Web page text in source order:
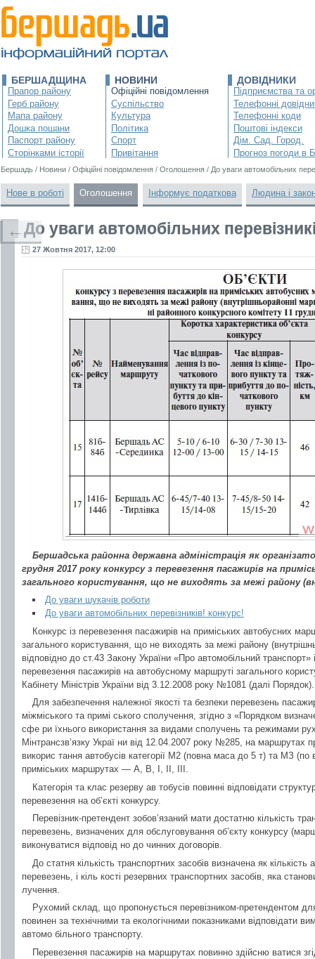
БЕРШАДЩИНА
Прапор району
Герб району
Мапа району
Дошка пошани
Паспорт району
Сторінками історії
НОВИНИ
Офіційні повідомлення
Суспільство
Культура
Політика
Спорт
Привітання
ДОВІДНИКИ
Підприємства та
Телефонні
Телефонні коди
Поштові індекси
Дім. Сад. Город.
Прогноз погоди в
Бершадь / Новини / Офіційні повідомлення / Оголошення / До уваги автомобільних
Нове в роботі Оголошення Інформує податкова Людина і
До уваги автомобільних
27 Жовтня 2017, 12:00
Бершадська районна державна адміністрація як
грудня 2017 року конкурсу з перевезення пасажирів на
загального користування, що не виходять за межі району
До уваги шукачів роботи
До уваги автомобільних перевізників! конкурс!
Конкурс із перевезення пасажирів на приміських автобусних
загального користування, що не виходять за межі району
відповідно до ст.43 Закону України «Про автомобільний
перевезення пасажирів на автобусному маршруті загального
Кабінету Міністрів України від 3.12.2008 року №1081 (далі Порядок).
Для забезпечення належної якості та безпеки перевезень
міжміського та примі ського сполучення, згідно з «Порядком
сфе ри їхнього використання за видами сполучень та режимами
Мінтрансзв’язку Украї ни від 12.04.2007 року №285, на маршрутах
викорис тання автобусів категорії М2 (повна маса до 5 т) та МЗ
приміських маршрутах — А, В, І, II, III.
Категорія та клас резерву ав тобусів повинні відповідати
перевезення на об’єкті конкурсу.
Перевізник-претендент зобов’язаний мати достатню кількість
перевезень, визначених для обслуговування об’єкту конкурсу
виконуватися відповід но до чинних договорів.
До статня кількість транспортних засобів визначена як
перевезень, і кіль кості резервних транспортних засобів, яка
лучення.
Рухомий склад, що пропонується перевізником-претендентом
повинен за технічними та екологічними показниками відповідати
автомо більного транспорту.
Перевезення пасажирів на маршрутах повинно здійсню ватися
←